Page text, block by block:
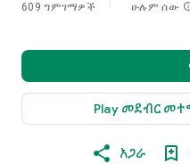
609 ግምገማዎች ሁሉም ሰው
Play መደብር
አጋራ